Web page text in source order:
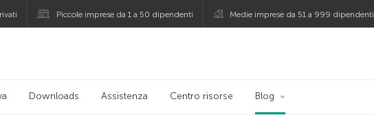
Piccole imprese da 1 a 50 dipendenti Medie imprese da 51 a 999 dipendenti
Kaspersky
Downloads Assistenza Centro risorse Blog